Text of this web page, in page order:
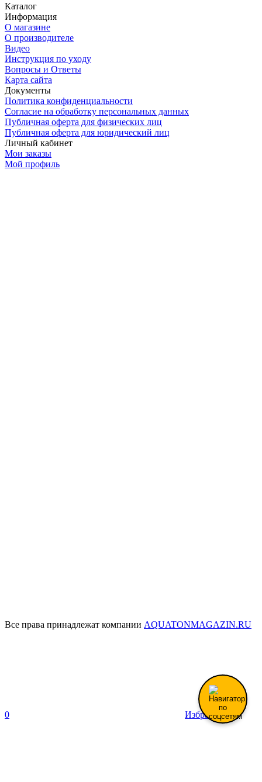
Каталог
Информация
О магазине
О производителе
Видео
Инструкция по уходу
Вопросы и Ответы
Карта сайта
Документы
Политика конфиденциальности
Согласие на обработку персональных данных
Публичная оферта для физических лиц
Публичная оферта для юридический лиц
Личный кабинет
Мои заказы
Мой профиль
Все права принадлежат компании AQUATONMAGAZIN.RU
0 Избранное